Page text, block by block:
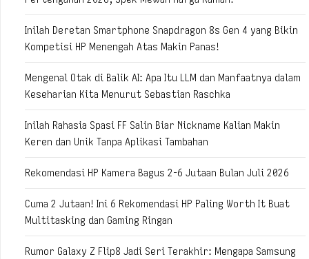
Inilah Deretan Smartphone Snapdragon 8s Gen 4 yang Bikin
Kompetisi HP Menengah Atas Makin Panas!
Mengenal Otak di Balik AI: Apa Itu LLM dan Manfaatnya dalam
Keseharian Kita Menurut Sebastian Raschka
Inilah Rahasia Spasi FF Salin Biar Nickname Kalian Makin
Keren dan Unik Tanpa Aplikasi Tambahan
Rekomendasi HP Kamera Bagus 2-6 Jutaan Bulan Juli 2026
Cuma 2 Jutaan! Ini 6 Rekomendasi HP Paling Worth It Buat
Multitasking dan Gaming Ringan
Rumor Galaxy Z Flip8 Jadi Seri Terakhir: Mengapa Samsung